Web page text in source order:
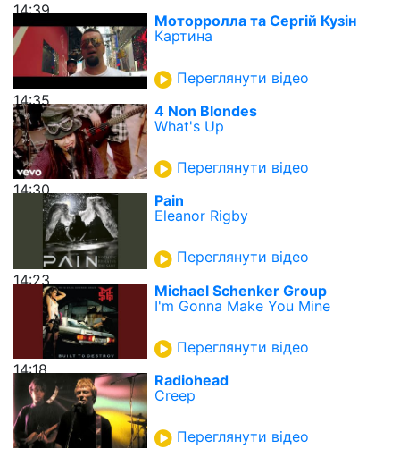
14:39
14:35
Моторролла та Сергій Кузін
Картина
Переглянути відео
14:30
4 Non Blondes
What's Up
Переглянути відео
14:23
Pain
Eleanor Rigby
Переглянути відео
14:18
Michael Schenker Group
I'm Gonna Make You Mine
Переглянути відео
Radiohead
Creep
Переглянути відео